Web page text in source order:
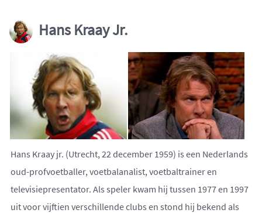
Hans Kraay Jr.
Hans Kraay jr. (Utrecht, 22 december 1959) is een Nederlands
oud-profvoetballer, voetbalanalist, voetbaltrainer en
televisiepresentator. Als speler kwam hij tussen 1977 en 1997
uit voor vijftien verschillende clubs en stond hij bekend als